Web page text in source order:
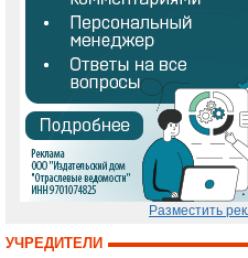
Разместить
УЧРЕДИТЕЛИ